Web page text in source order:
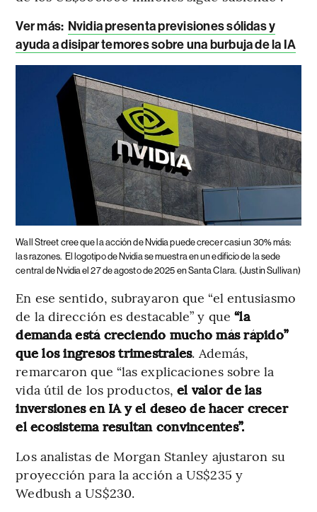
Ver más: Nvidia presenta previsiones sólidas y
ayuda a disipar temores sobre una burbuja de la IA
Wall Street cree que la acción de Nvidia puede crecer casi un 30% más:
las razones. El logotipo de Nvidia se muestra en un edificio de la sede
central de Nvidia el 27 de agosto de 2025 en Santa Clara. (Justin Sullivan)
En ese sentido, subrayaron que “el entusiasmo
de la dirección es destacable” y que“la
demanda está creciendo mucho más rápido”
que los ingresos trimestrales. Además,
remarcaron que “las explicaciones sobre la
vida útil de los productos,el valor de las
inversiones en IA y el deseo de hacer crecer
el ecosistema resultan convincentes”.
Los analistas de Morgan Stanley ajustaron su
proyección para la acción a US$235 y
Wedbush a US$230.